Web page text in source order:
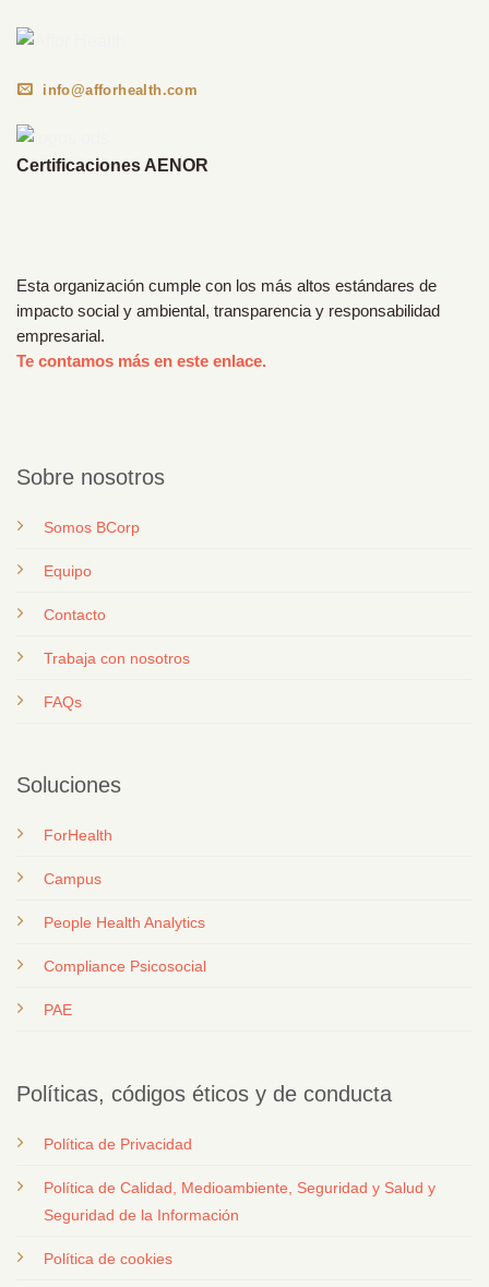
info@afforhealth.com
Certificaciones AENOR
Esta organización cumple con los más altos estándares de
impacto social y ambiental, transparencia y responsabilidad
empresarial.
Te contamos más en este enlace.
Sobre nosotros
Somos BCorp
Equipo
Contacto
Trabaja con nosotros
FAQs
Soluciones
ForHealth
Campus
People Health Analytics
Compliance Psicosocial
PAE
Políticas, códigos éticos y de conducta
Política de Privacidad
Política de Calidad, Medioambiente, Seguridad y Salud y
Seguridad de la Información
Política de cookies